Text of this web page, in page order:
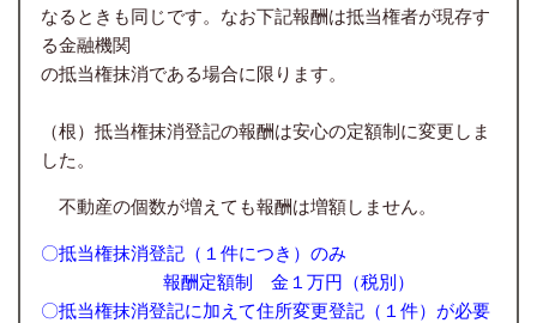
なるときも同じです。 なお下記報酬は抵当権者が現存す
る金融機関
の抵当権抹消である場合に限ります。
（根）抵当権抹消登記の報酬は安心の定額制に変更しま
した。
不動産の個数が増えても報酬は増額しません。
〇抵当権抹消登記（１件につき）のみ
報酬定額制 金１万円（税別）
〇抵当権抹消登記に加えて住所変更登記（１件）が必要